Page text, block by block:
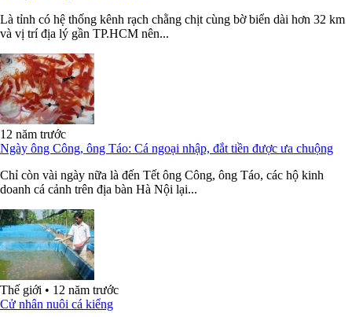
Là tỉnh có hệ thống kênh rạch chằng chịt cùng bờ biển dài hơn 32 km
và vị trí địa lý gần TP.HCM nên...
12 năm trước
Ngày ông Công, ông Táo: Cá ngoại nhập, đắt tiền được ưa chuộng
Chỉ còn vài ngày nữa là đến Tết ông Công, ông Táo, các hộ kinh
doanh cá cảnh trên địa bàn Hà Nội lại...
Thế giới • 12 năm trước
Cử nhân nuôi cá kiểng